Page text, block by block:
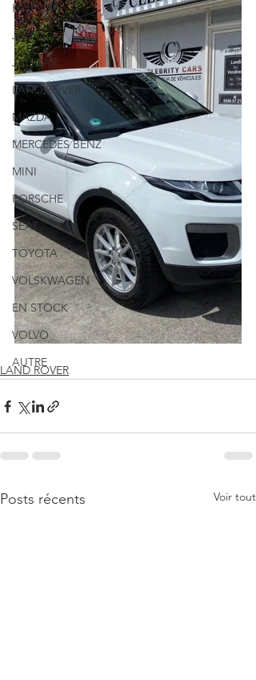
HYUNDAI
JEEP
JAGUAR
LAND ROVER
MAZDA
MERCEDES BENZ
MINI
PORSCHE
SEAT
TOYOTA
VOLSKWAGEN
EN STOCK
VOLVO
AUTRE
LAND ROVER
Posts récents Voir tout